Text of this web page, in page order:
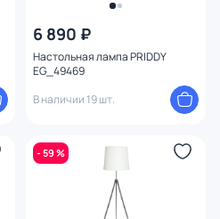
6 890 ₽
Настольная лампа PRIDDY
EG_49469
В наличии 19 шт.
- 59 %